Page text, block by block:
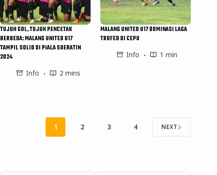
TUJUH GOL, TUJUH PENCETAK
BERBEDA: MALANG UNITED U17
TAMPIL SOLID DI PIALA SOERATIN
2024
Info
2 mins
MALANG UNITED U17 DOMINASI LAGA
TROFEO DI CEPU
Info
1 min
1 2 3 4 NEXT